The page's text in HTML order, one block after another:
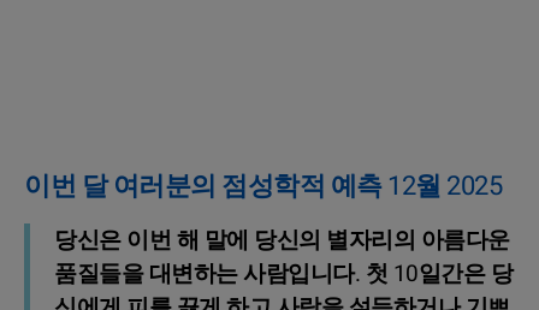
이번 달 여러분의 점성학적 예측 12월 2025
당신은 이번 해 말에 당신의 별자리의 아름다운
품질들을 대변하는 사람입니다. 첫 10일간은 당